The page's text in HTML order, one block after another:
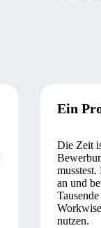
Ein
Die Zeit
an und
nutzen.